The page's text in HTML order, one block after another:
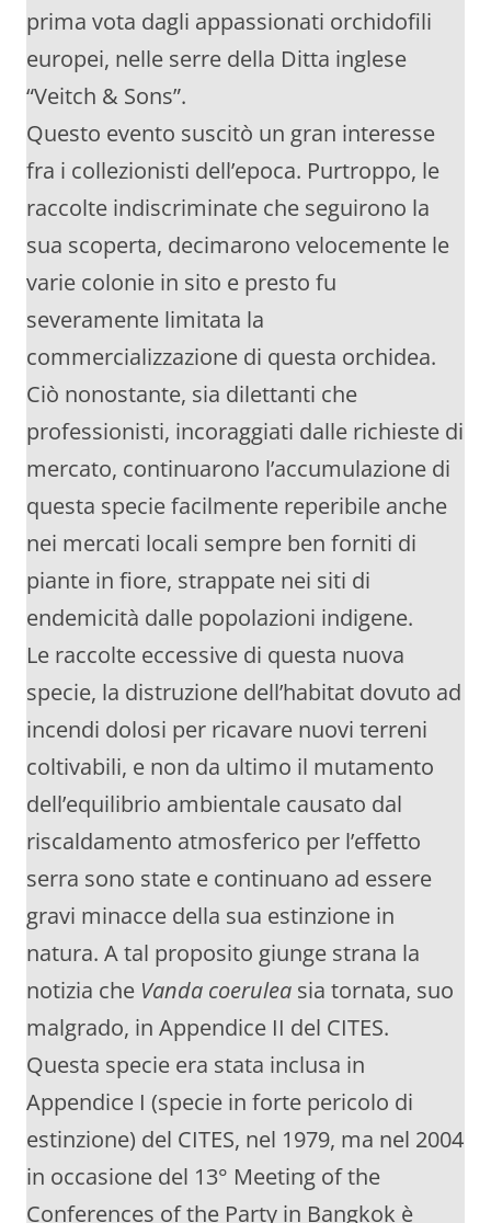
prima vota dagli appassionati orchidofili
europei, nelle serre della Ditta inglese
“Veitch & Sons”.
Questo evento suscitò un gran interesse
fra i collezionisti dell’epoca. Purtroppo, le
raccolte indiscriminate che seguirono la
sua scoperta, decimarono velocemente le
varie colonie in sito e presto fu
severamente limitata la
commercializzazione di questa orchidea.
Ciò nonostante, sia dilettanti che
professionisti, incoraggiati dalle richieste di
mercato, continuarono l’accumulazione di
questa specie facilmente reperibile anche
nei mercati locali sempre ben forniti di
piante in fiore, strappate nei siti di
endemicità dalle popolazioni indigene.
Le raccolte eccessive di questa nuova
specie, la distruzione dell’habitat dovuto ad
incendi dolosi per ricavare nuovi terreni
coltivabili, e non da ultimo il mutamento
dell’equilibrio ambientale causato dal
riscaldamento atmosferico per l’effetto
serra sono state e continuano ad essere
gravi minacce della sua estinzione in
natura. A tal proposito giunge strana la
notizia che Vanda coerulea sia tornata, suo
malgrado, in Appendice II del CITES.
Questa specie era stata inclusa in
Appendice I (specie in forte pericolo di
estinzione) del CITES, nel 1979, ma nel 2004
in occasione del 13° Meeting of the
Conferences of the Party in Bangkok è